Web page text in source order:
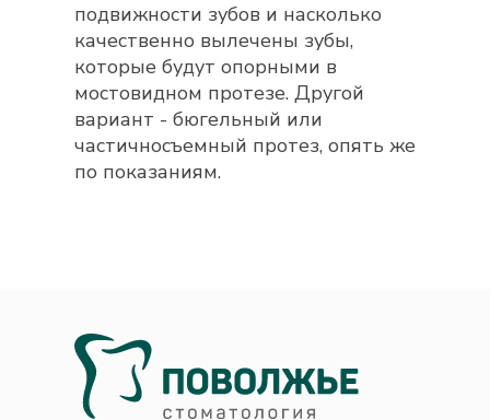
подвижности зубов и насколько
качественно вылечены зубы,
которые будут опорными в
мостовидном протезе. Другой
вариант - бюгельный или
частичносъемный протез, опять же
по показаниям.